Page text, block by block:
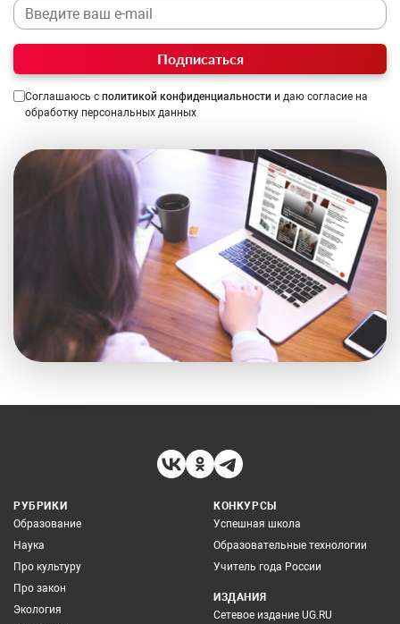
Подписаться
Соглашаюсь с политикой конфиденциальности и даю согласие на
обработку персональных данных
РУБРИКИ
Образование
Наука
Про культуру
Про закон
Экология
КОНКУРСЫ
Успешная школа
Образовательные технологии
Учитель года России
ИЗДАНИЯ
Сетевое издание UG.RU